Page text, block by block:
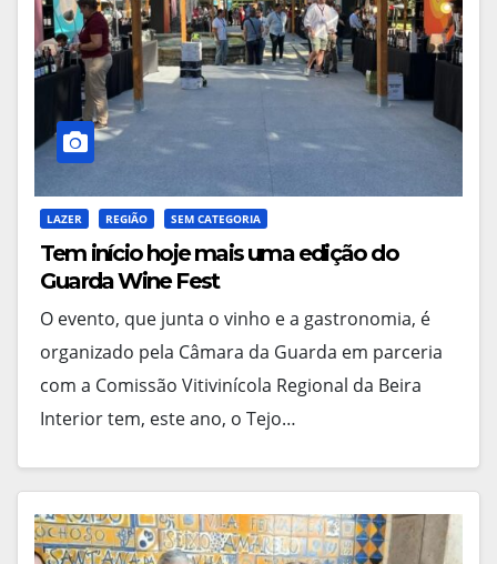
LAZER REGIÃO SEM CATEGORIA
Tem início hoje mais uma edição do
Guarda Wine Fest
O evento, que junta o vinho e a gastronomia, é
organizado pela Câmara da Guarda em parceria
com a Comissão Vitivinícola Regional da Beira
Interior tem, este ano, o Tejo…